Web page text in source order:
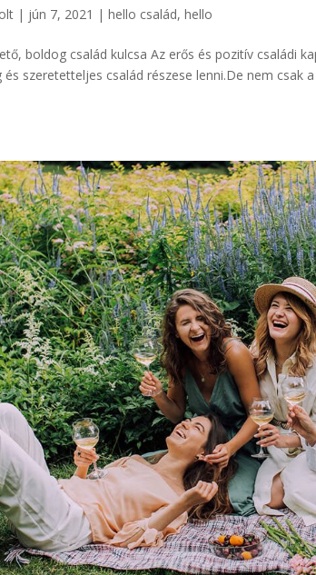
| jún 7, 2021 |hello család,hello
boldog család kulcsa Az erős és pozitív családi
és szeretetteljes család részese lenni.De nem